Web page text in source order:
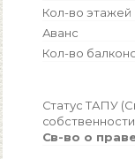
Кол-во этажей
Аванс
Кол-во
Статус ТАПУ
Св-во о